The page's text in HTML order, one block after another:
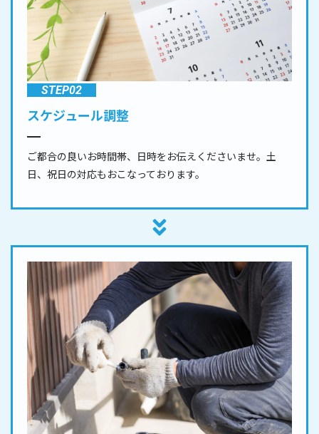
STEP02
スケジュール調整
ご都合の良いお時間帯、日時をお伝えくださいませ。土
日、祝日の対応もおこなっております。